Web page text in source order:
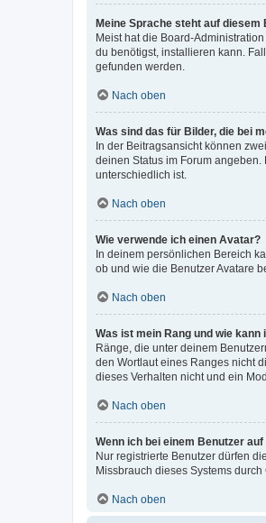
Meine Sprache steht auf
Meist hat die Board-
du benötigst, installieren kann.
gefunden werden.
Nach oben
Was sind das für Bilder, die bei
In der Beitragsansicht können
deinen Status im Forum
unterschiedlich ist.
Nach oben
Wie verwende ich einen Avatar?
In deinem persönlichen Bereich
ob und wie die Benutzer Avatare
Nach oben
Was ist mein Rang und wie kann
Ränge, die unter deinem
den Wortlaut eines Ranges nicht
dieses Verhalten nicht und ein
Nach oben
Wenn ich bei einem Benutzer
Nur registrierte Benutzer dürfen
Missbrauch dieses Systems
Nach oben